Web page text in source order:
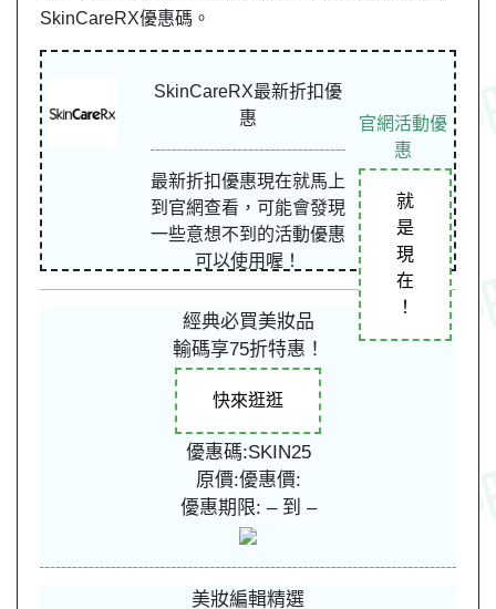
SkinCareRX優惠碼。
SkinCareRX最新折扣優
惠
最新折扣優惠現在就馬上
到官網查看，可能會發現
一些意想不到的活動優惠
可以使用喔！
官網活動優
惠
就
是
現
在
！
經典必買美妝品
輸碼享75折特惠！
快來逛逛
優惠碼:SKIN25
原價:優惠價:
優惠期限: – 到 –
美妝編輯精選